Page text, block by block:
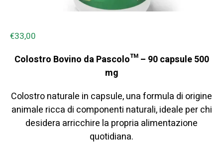
€33,00
Colostro Bovino da Pascolo™ – 90 capsule 500
mg
Colostro naturale in capsule, una formula di origine
animale ricca di componenti naturali, ideale per chi
desidera arricchire la propria alimentazione
quotidiana.